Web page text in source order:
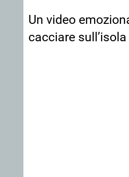
Un video
cacciare